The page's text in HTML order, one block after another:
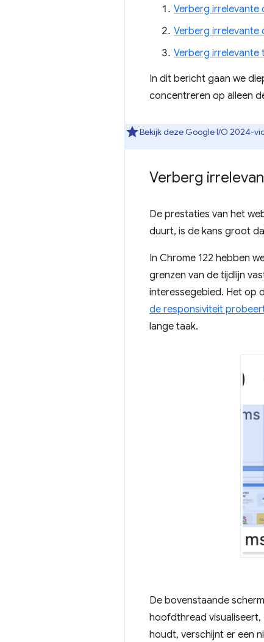
Verberg irrelevante
Verberg irrelevante
Verberg irrelevante
In dit bericht gaan we
concentreren op alleen
Bekijk deze Google I/O 2024-
Verberg
De prestaties van het
duurt, is de kans groot
In Chrome 122 hebben
grenzen van de tijdlijn
interessegebied. Het op
de responsiviteit
lange taak.
De bovenstaande
hoofdthread visualiseert,
houdt, verschijnt er een